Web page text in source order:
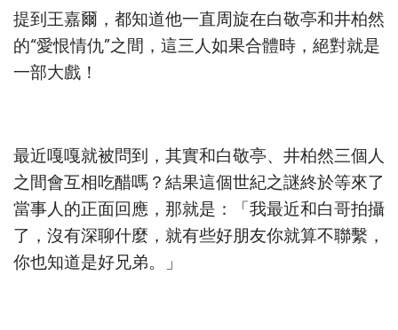
提到王嘉爾，都知道他一直周旋在白敬亭和井柏然
的“愛恨情仇”之間，這三人如果合體時，絕對就是
一部大戲！
最近嘎嘎就被問到，其實和白敬亭、井柏然三個人
之間會互相吃醋嗎？結果這個世紀之謎終於等來了
當事人的正面回應，那就是：「我最近和白哥拍攝
了，沒有深聊什麼，就有些好朋友你就算不聯繫，
你也知道是好兄弟。」